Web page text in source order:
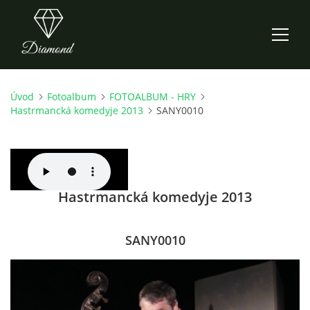
ÚVOD
O NÁS
Úvod Fotoalbum
FOTOALBUM - HRY
Hastrmancká komedyje 2013
SANY0010
Hastrmancká komedyje 2013
SANY0010